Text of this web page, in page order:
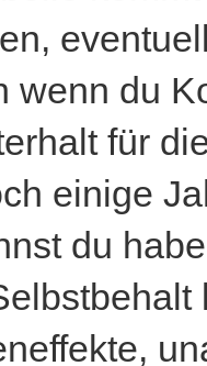
wenn du
für
einige
du